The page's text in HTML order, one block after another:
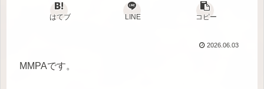
はてブ LINE コピー
2026.06.03
MMPAです。